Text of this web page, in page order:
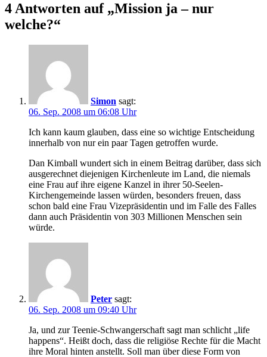
4 Antworten auf „Mission ja – nur
welche?“
Simon sagt:
06. Sep. 2008 um 06:08 Uhr
Ich kann kaum glauben, dass eine so wichtige Entscheidung
innerhalb von nur ein paar Tagen getroffen wurde.
Dan Kimball wundert sich in einem Beitrag darüber, dass sich
ausgerechnet diejenigen Kirchenleute im Land, die niemals
eine Frau auf ihre eigene Kanzel in ihrer 50-Seelen-
Kirchengemeinde lassen würden, besonders freuen, dass
schon bald eine Frau Vizepräsidentin und im Falle des Falles
dann auch Präsidentin von 303 Millionen Menschen sein
würde.
Peter sagt:
06. Sep. 2008 um 09:40 Uhr
Ja, und zur Teenie-Schwangerschaft sagt man schlicht „life
happens“. Heißt doch, dass die religiöse Rechte für die Macht
ihre Moral hinten anstellt. Soll man über diese Form von